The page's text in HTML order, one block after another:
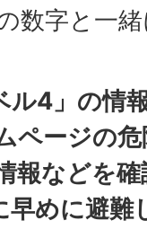
数字と一
ル4」の情
ページの
報などを
めに避難